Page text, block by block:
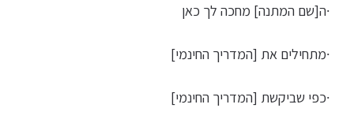
∙ה[שם המתנה] מחכה לך כאן
∙מתחילים את [המדריך החינמי]
∙כפי שביקשת [המדריך החינמי]